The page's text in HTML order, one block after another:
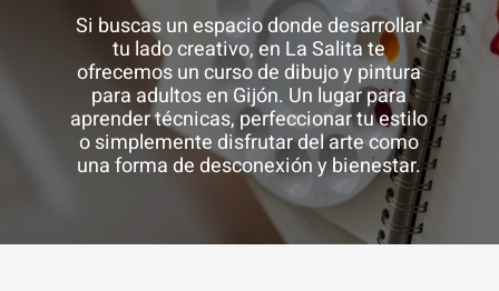
Si buscas un espacio donde desarrollar
tu lado creativo, en La Salita te
ofrecemos un curso de dibujo y pintura
para adultos en Gijón. Un lugar para
aprender técnicas, perfeccionar tu estilo
o simplemente disfrutar del arte como
una forma de desconexión y bienestar.
Necesarias
Estas